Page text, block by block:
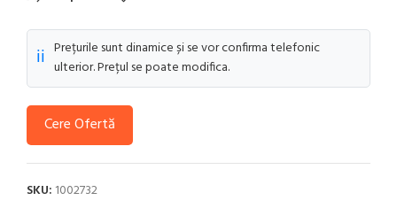
ℹ️ Prețurile sunt dinamice și se vor confirma telefonic
ulterior. Prețul se poate modifica.
Cere Ofertă
SKU: 1002732